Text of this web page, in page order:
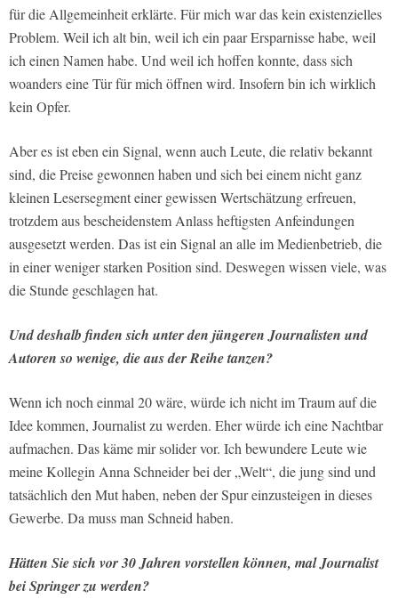
für die Allgemeinheit erklärte. Für mich war das kein existenzielles
Problem. Weil ich alt bin, weil ich ein paar Ersparnisse habe, weil
ich einen Namen habe. Und weil ich hoffen konnte, dass sich
woanders eine Tür für mich öffnen wird. Insofern bin ich wirklich
kein Opfer.
Aber es ist eben ein Signal, wenn auch Leute, die relativ bekannt
sind, die Preise gewonnen haben und sich bei einem nicht ganz
kleinen Lesersegment einer gewissen Wertschätzung erfreuen,
trotzdem aus bescheidenstem Anlass heftigsten Anfeindungen
ausgesetzt werden. Das ist ein Signal an alle im Medienbetrieb, die
in einer weniger starken Position sind. Deswegen wissen viele, was
die Stunde geschlagen hat.
Und deshalb finden sich unter den jüngeren Journalisten und
Autoren so wenige, die aus der Reihe tanzen?
Wenn ich noch einmal 20 wäre, würde ich nicht im Traum auf die
Idee kommen, Journalist zu werden. Eher würde ich eine Nachtbar
aufmachen. Das käme mir solider vor. Ich bewundere Leute wie
meine Kollegin Anna Schneider bei der „Welt“, die jung sind und
tatsächlich den Mut haben, neben der Spur einzusteigen in dieses
Gewerbe. Da muss man Schneid haben.
Hätten Sie sich vor 30 Jahren vorstellen können, mal Journalist
bei Springer zu werden?